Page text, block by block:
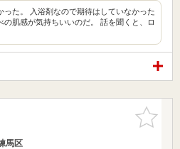
った。 入浴剤なので期待はしていなかった
の肌感が気持ちいいのだ。 話を聞くと、ロ
お気に入
りに追加
馬区